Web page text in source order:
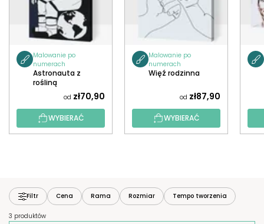
Malowanie po
numerach
Astronauta z
rośliną
od zł70,90
WYBIERAĆ
Malowanie po
numerach
Więź rodzinna
od zł87,90
WYBIERAĆ
Filtr Cena Rama Rozmiar Tempo tworzenia
3 produktów